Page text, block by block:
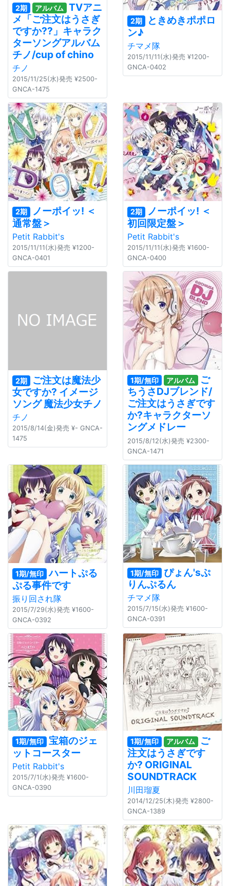
2期 アルバム
TVアニ
メ「ご注文はうさぎ
ですか??」キャラク
ターソングアルバム
チノ/cup of chino
チノ
2015/11/25(水)発売 ¥2500-
GNCA-1475
2期 ときめきポポロ
ン♪
チマメ隊
2015/11/11(水)発売 ¥1200-
GNCA-0402
2期 ノーポイッ! ＜
通常盤＞
Petit Rabbit's
2015/11/11(水)発売 ¥1200-
GNCA-0401
2期 ノーポイッ! ＜
初回限定盤＞
Petit Rabbit's
2015/11/11(水)発売 ¥1600-
GNCA-0400
2期 ご注文は魔法少
女ですか? イメージ
ソング 魔法少女チノ
チノ
2015/8/14(金)発売 ¥- GNCA-
1475
1期/無印 アルバム
ご
ちうさDJブレンド/
ご注文はうさぎです
か?キャラクターソ
ングメドレー
2015/8/12(水)発売 ¥2300-
GNCA-1471
1期/無印 ハートぷる
ぷる事件です
振り回され隊
2015/7/29(水)発売 ¥1600-
GNCA-0392
1期/無印 ぴょん'sぷ
りんぷるん
チマメ隊
2015/7/15(水)発売 ¥1600-
GNCA-0391
1期/無印 宝箱のジェ
ットコースター
Petit Rabbit's
2015/7/1(水)発売 ¥1600-
GNCA-0390
1期/無印 アルバム
ご
注文はうさぎです
か? ORIGINAL
SOUNDTRACK
川田瑠夏
2014/12/25(木)発売 ¥2800-
GNCA-1389